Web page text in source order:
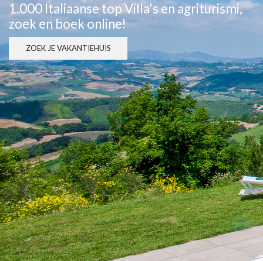
1.000 Italiaanse top Villa's en agriturismi,
zoek en boek online!
ZOEK JE VAKANTIEHUIS